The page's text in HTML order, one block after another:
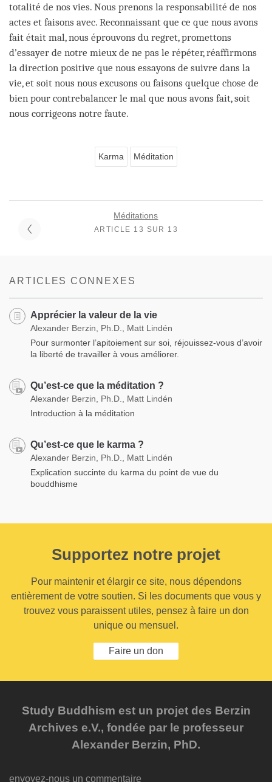
totalité de nos vies. Nous prenons la responsabilité de nos
actes et faisons avec. Reconnaissant que ce que nous avons
fait était mal, nous éprouvons du regret, promettons
d’essayer de notre mieux de ne pas le répéter, réaffirmons
la direction positive que nous essayons de suivre dans la
vie, et soit nous nous excusons ou faisons quelque chose de
bien pour contrebalancer le mal que nous avons fait, soit
nous corrigeons notre faute.
Karma Méditation
Méditations
ARTICLE 13 SUR 13
ARTICLES CONNEXES
Apprécier la valeur de la vie
Alexander Berzin, Ph.D., Matt Lindén
Pour surmonter l’apitoiement sur soi, réjouissez-vous d’avoir
la liberté de travailler à vous améliorer.
Qu’est-ce que la méditation ?
Alexander Berzin, Ph.D., Matt Lindén
Introduction à la méditation
Qu’est-ce que le karma ?
Alexander Berzin, Ph.D., Matt Lindén
Explication succinte du karma du point de vue du
bouddhisme
Supportez notre projet
Pour maintenir et élargir ce site, nous dépendons
entièrement de votre soutien. Si les documents que vous y
trouvez vous paraissent utiles, pensez à faire un don
unique ou mensuel.
Faire un don
Study Buddhism est un projet des Berzin
Archives e.V., fondée par le professeur
Alexander Berzin, PhD.
envoyez-nous un commentaire